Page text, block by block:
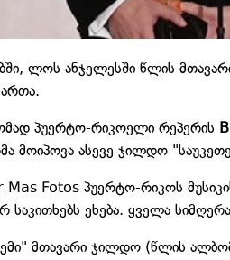
ლოს ანჯელესში წლის
პუერტო-რიკოელი რეპერის
მოიპოვა ასევე ჯილდო
Fotos პუერტო-რიკოს
ეხება. ყველა
მთავარი ჯილდო (წლის